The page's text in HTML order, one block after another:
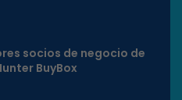
socios de negocio de
BuyBox